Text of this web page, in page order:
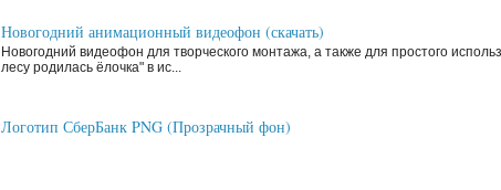
Новогодний анимационный видеофон (скачать)
Новогодний видеофон для творческого монтажа, а также для простого
лесу родилась ёлочка" в ис...
Логотип СберБанк PNG (Прозрачный фон)